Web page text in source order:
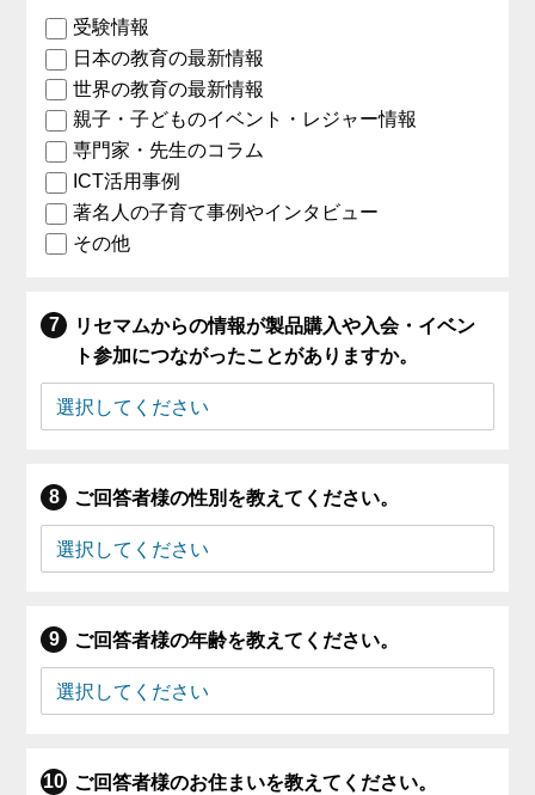
受験情報
日本の教育の最新情報
世界の教育の最新情報
親子・子どものイベント・レジャー情報
専門家・先生のコラム
ICT活用事例
著名人の子育て事例やインタビュー
その他
リセマムからの情報が製品購入や入会・イベン
ト参加につながったことがありますか。
ご回答者様の性別を教えてください。
ご回答者様の年齢を教えてください。
ご回答者様のお住まいを教えてください。